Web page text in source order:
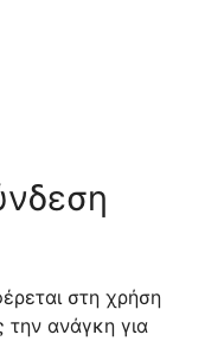
στη χρήση
ανάγκη για